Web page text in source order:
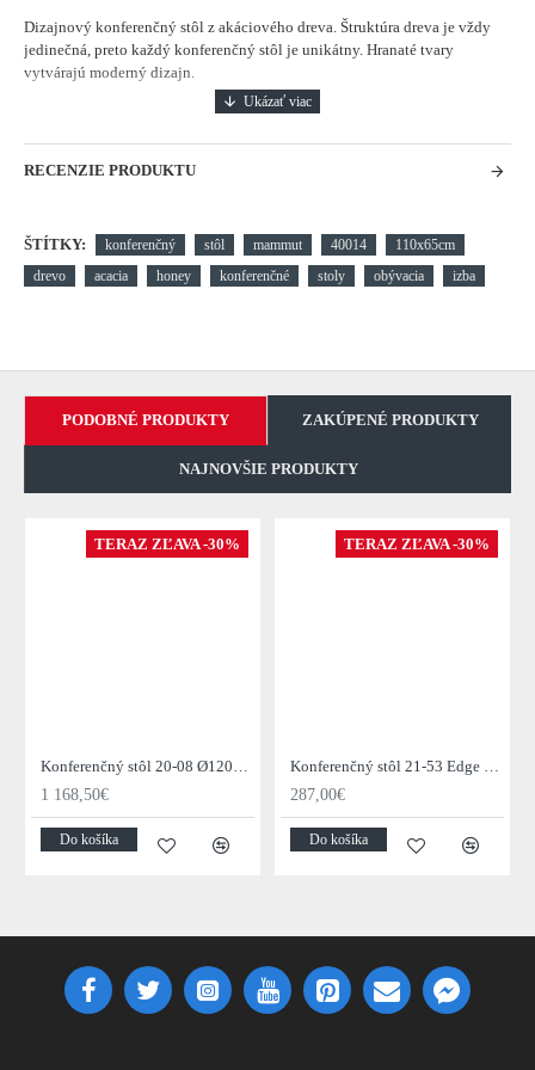
Dizajnový konferenčný stôl z akáciového dreva. Štruktúra dreva je vždy
jedinečná, preto každý konferenčný stôl je unikátny. Hranaté tvary
vytvárajú moderný dizajn.
RECENZIE PRODUKTU
ŠTÍTKY: konferenčný stôl mammut 40014
110x65cm
drevo
acacia honey konferenčné stoly obývacia izba
PODOBNÉ PRODUKTY ZAKÚPENÉ PRODUKTY
NAJNOVŠIE PRODUKTY
TERAZ ZĽAVA -30%
Konferenčný stôl 20-08 Ø120cm Daytona Drevo Orech-Saja
1 168,50€
Do košíka
TERAZ ZĽAVA -30%
Konferenčný stôl 21-53 Edge 50x50cm 4-set Drevo Acacia
287,00€
Do košíka